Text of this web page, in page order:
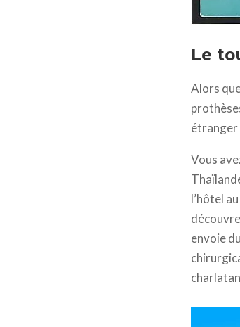
Le
Alors
étranger
Vous
l’hôtel
envoie